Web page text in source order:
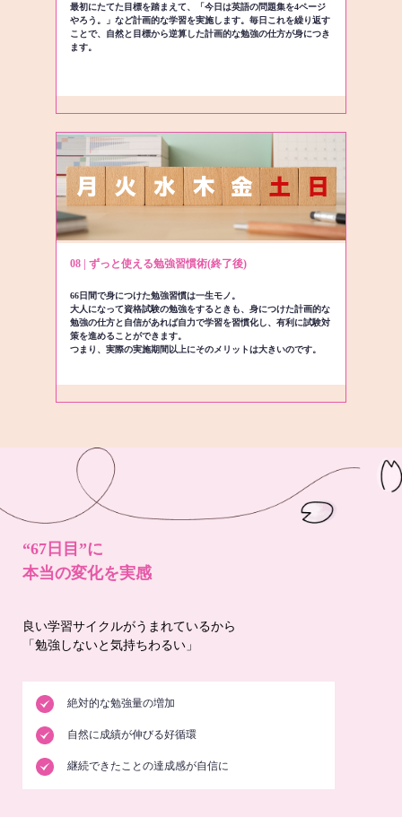
最初にたてた目標を踏まえて、「今日は英語の問題集を4ページ
やろう。」など計画的な学習を実施します。毎日これを繰り返す
ことで、自然と目標から逆算した計画的な勉強の仕方が身につき
ます。
08 | ずっと使える勉強習慣術(終了後)
66日間で身につけた勉強習慣は一生モノ。
大人になって資格試験の勉強をするときも、身につけた計画的な
勉強の仕方と自信があれば自力で学習を習慣化し、有利に試験対
策を進めることができます。
つまり、実際の実施期間以上にそのメリットは大きいのです。
“67日目”に
本当の変化を実感
良い学習サイクルがうまれているから
「勉強しないと気持ちわるい」
絶対的な勉強量の増加
自然に成績が伸びる好循環
継続できたことの達成感が自信に